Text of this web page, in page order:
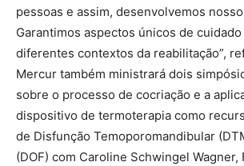
pessoas e assim, desenvolvemos
Garantimos aspectos únicos de
diferentes contextos da reabilitação”,
Mercur também ministrará dois
sobre o processo de cocriação e a
dispositivo de termoterapia como
de Disfunção Temoporomandibular
(DOF) com Caroline Schwingel